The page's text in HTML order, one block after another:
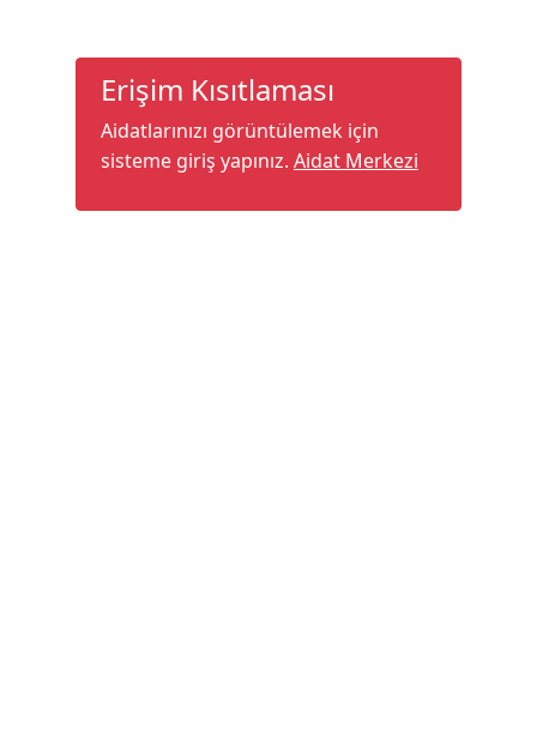
Erişim Kısıtlaması
Aidatlarınızı görüntülemek için
sisteme giriş yapınız. Aidat Merkezi